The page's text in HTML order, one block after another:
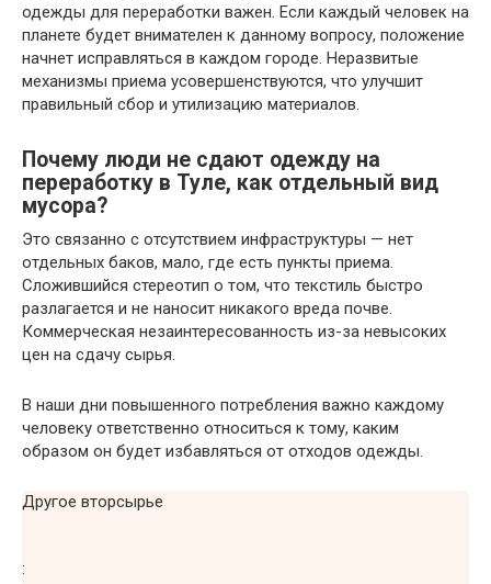
одежды для переработки важен. Если каждый человек на
планете будет внимателен к данному вопросу, положение
начнет исправляться в каждом городе. Неразвитые
механизмы приема усовершенствуются, что улучшит
правильный сбор и утилизацию материалов.
Почему люди не сдают одежду на
переработку в Туле, как отдельный вид
мусора?
Это связанно с отсутствием инфраструктуры — нет
отдельных баков, мало, где есть пункты приема.
Сложившийся стереотип о том, что текстиль быстро
разлагается и не наносит никакого вреда почве.
Коммерческая незаинтересованность из-за невысоких
цен на сдачу сырья.
В наши дни повышенного потребления важно каждому
человеку ответственно относиться к тому, каким
образом он будет избавляться от отходов одежды.
Другое вторсырье
: